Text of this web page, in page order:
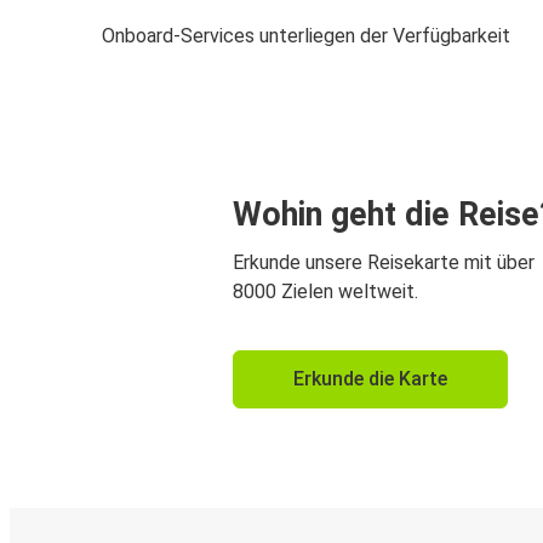
Onboard-Services unterliegen der Verfügbarkeit
Wohin geht die
Erkunde unsere Reisekarte mit über
8000 Zielen weltweit.
Erkunde die Karte